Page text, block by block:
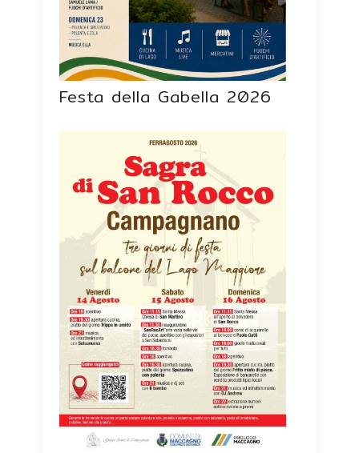
Festa della Gabella 2026